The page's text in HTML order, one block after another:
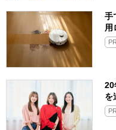
手
用
PR
20
を
PR